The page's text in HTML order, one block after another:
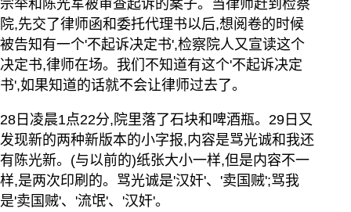
宗举和陈光军被审查起诉的案子。当律师赶到检察
院,先交了律师函和委托代理书以后,想阅卷的时候
被告知有一个'不起诉决定书',检察院人又宣读这个
决定书,律师在场。我们不知道有这个'不起诉决定
书',如果知道的话就不会让律师过去了。
28日凌晨1点22分,院里落了石块和啤酒瓶。29日又
发现新的两种新版本的小字报,内容是骂光诚和我还
有陈光新。(与以前的)纸张大小一样,但是内容不一
样,是两次印刷的。骂光诚是'汉奸'、'卖国贼';骂我
是'卖国贼'、'流氓'、'汉奸'。